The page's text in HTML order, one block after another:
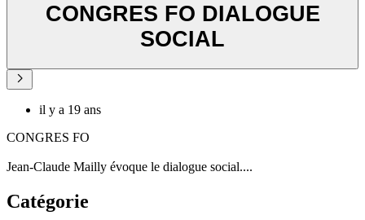
CONGRES FO DIALOGUE
SOCIAL
il y a 19 ans
CONGRES FO
Jean-Claude Mailly évoque le dialogue social....
Catégorie